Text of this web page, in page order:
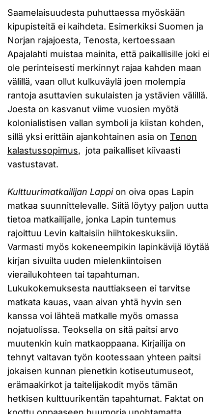
Saamelaisuudesta puhuttaessa myöskään
kipupisteitä ei kaihdeta. Esimerkiksi Suomen ja
Norjan rajajoesta, Tenosta, kertoessaan
Apajalahti muistaa mainita, että paikallisille joki ei
ole perinteisesti merkinnyt rajaa kahden maan
välillä, vaan ollut kulkuväylä joen molempia
rantoja asuttavien sukulaisten ja ystävien välillä.
Joesta on kasvanut viime vuosien myötä
kolonialistisen vallan symboli ja kiistan kohden,
sillä yksi erittäin ajankohtainen asia on Tenon
kalastussopimus, jota paikalliset kiivaasti
vastustavat.
Kulttuurimatkailijan Lappion oiva opas Lapin
matkaa suunnittelevalle. Siitä löytyy paljon uutta
tietoa matkailijalle, jonka Lapin tuntemus
rajoittuu Levin kaltaisiin hiihtokeskuksiin.
Varmasti myös kokeneempikin lapinkävijä löytää
kirjan sivuilta uuden mielenkiintoisen
vierailukohteen tai tapahtuman.
Lukukokemuksesta nauttiakseen ei tarvitse
matkata kauas, vaan aivan yhtä hyvin sen
kanssa voi lähteä matkalle myös omassa
nojatuolissa. Teoksella on sitä paitsi arvo
muutenkin kuin matkaoppaana. Kirjailija on
tehnyt valtavan työn kootessaan yhteen paitsi
jokaisen kunnan pienetkin kotiseutumuseot,
erämaakirkot ja taitelijakodit myös tämän
hetkisen kulttuurikentän tapahtumat. Faktat on